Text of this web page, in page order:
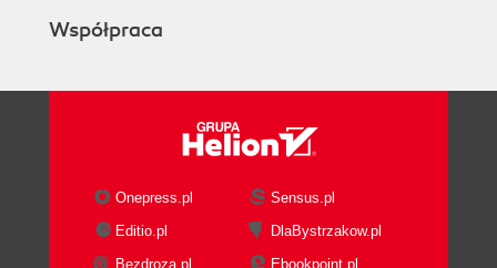
Współpraca
Onepress.pl
Sensus.pl
Editio.pl
DlaBystrzakow.pl
Bezdroza.pl
Ebookpoint.pl